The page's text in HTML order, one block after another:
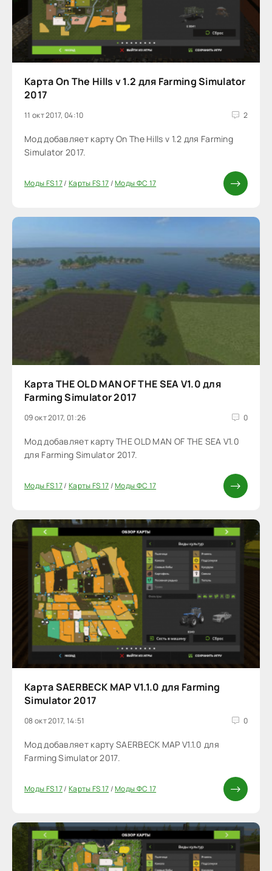
Карта On The Hills v 1.2 для Farming Simulator
2017
11 окт 2017, 04:10 2
Мод добавляет карту On The Hills v 1.2 для Farming
Simulator 2017.
Моды FS 17/ Карты FS 17/Моды ФС 17
Карта THE OLD MAN OF THE SEA V1.0 для
Farming Simulator 2017
09 окт 2017, 01:26 0
Мод добавляет карту THE OLD MAN OF THE SEA V1.0
для Farming Simulator 2017.
Моды FS 17/ Карты FS 17/Моды ФС 17
Карта SAERBECK MAP V1.1.0 для Farming
Simulator 2017
08 окт 2017, 14:51 0
Мод добавляет карту SAERBECK MAP V1.1.0 для
Farming Simulator 2017.
Моды FS 17/ Карты FS 17/Моды ФС 17